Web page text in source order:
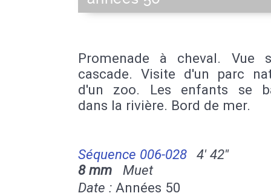
Promenade à cheval. Vue
cascade. Visite d'un parc
d'un zoo. Les enfants se
dans la rivière. Bord de mer.
Séquence 006-028
4' 42''
8 mm Muet
Date : Années 50